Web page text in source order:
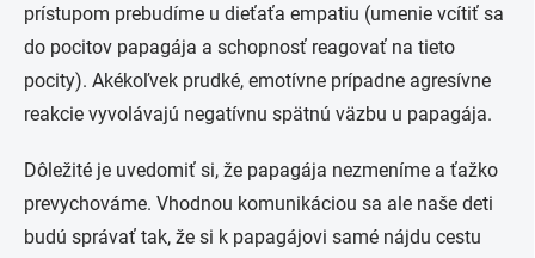
prístupom prebudíme u dieťaťa empatiu (umenie vcítiť sa
do pocitov papagája a schopnosť reagovať na tieto
pocity). Akékoľvek prudké, emotívne prípadne agresívne
reakcie vyvolávajú negatívnu spätnú väzbu u papagája.
Dôležité je uvedomiť si, že papagája nezmeníme a ťažko
prevychováme. Vhodnou komunikáciou sa ale naše deti
budú správať tak, že si k papagájovi samé nájdu cestu